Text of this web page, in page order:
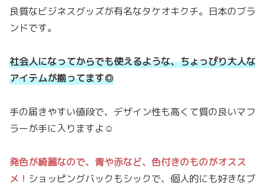
良質なビジネスグッズが有名なタケオキクチ。日本のブラ
ンドです。
社会人になってからでも使えるような、ちょっぴり大人な
アイテムが揃ってます◎
手の届きやすい値段で、デザイン性も高くて質の良いマフ
ラーが手に入りますよ☺️
発色が綺麗なので、青や赤など、色付きのものがオスス
メ！ ショッピングバックもシックで、個人的にも好きなブ